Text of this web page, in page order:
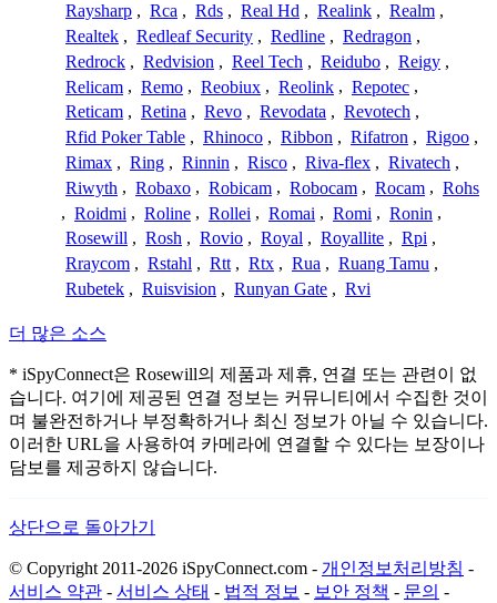
Raysharp , Rca , Rds , Real Hd , Realink , Realm ,
Realtek , Redleaf Security , Redline , Redragon ,
Redrock , Redvision , Reel Tech , Reidubo , Reigy ,
Relicam , Remo , Reobiux , Reolink , Repotec ,
Reticam , Retina , Revo , Revodata , Revotech ,
Rfid Poker Table , Rhinoco , Ribbon , Rifatron , Rigoo ,
Rimax , Ring , Rinnin , Risco , Riva-flex , Rivatech ,
Riwyth , Robaxo , Robicam , Robocam , Rocam , Rohs
, Roidmi , Roline , Rollei , Romai , Romi , Ronin ,
Rosewill , Rosh , Rovio , Royal , Royallite , Rpi ,
Rraycom , Rstahl , Rtt , Rtx , Rua , Ruang Tamu ,
Rubetek , Ruisvision , Runyan Gate , Rvi
더 많은 소스
* iSpyConnect은 Rosewill의 제품과 제휴, 연결 또는 관련이 없
습니다. 여기에 제공된 연결 정보는 커뮤니티에서 수집한 것이
며 불완전하거나 부정확하거나 최신 정보가 아닐 수 있습니다.
이러한 URL을 사용하여 카메라에 연결할 수 있다는 보장이나
담보를 제공하지 않습니다.
상단으로 돌아가기
© Copyright 2011-2026 iSpyConnect.com - 개인정보처리방침 -
서비스 약관 - 서비스 상태 - 법적 정보 - 보안 정책 - 문의 -